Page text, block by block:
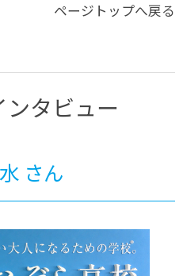
ページトップへ戻る
タビュー
さん